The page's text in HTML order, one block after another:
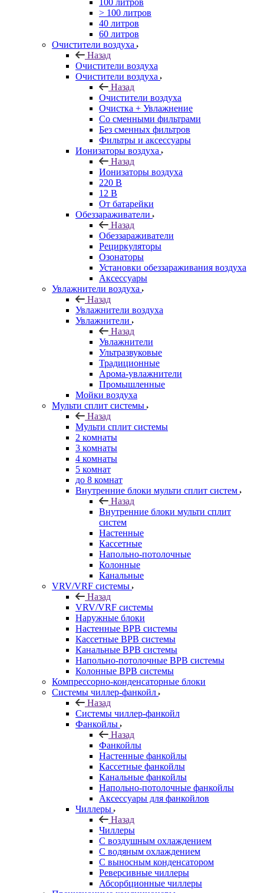
100 литров
> 100 литров
40 литров
60 литров
Очистители воздуха
Назад
Очистители воздуха
Очистители воздуха
Назад
Очистители воздуха
Очистка + Увлажнение
Cо сменными фильтрами
Без сменных фильтров
Фильтры и аксессуары
Ионизаторы воздуха
Назад
Ионизаторы воздуха
220 В
12 В
От батарейки
Обеззараживатели
Назад
Обеззараживатели
Рециркуляторы
Озонаторы
Установки обеззараживания воздуха
Аксессуары
Увлажнители воздуха
Назад
Увлажнители воздуха
Увлажнители
Назад
Увлажнители
Ультразвуковые
Традиционные
Арома-увлажнители
Промышленные
Мойки воздуха
Мульти сплит системы
Назад
Мульти сплит системы
2 комнаты
3 комнаты
4 комнаты
5 комнат
до 8 комнат
Внутренние блоки мульти сплит систем
Назад
Внутренние блоки мульти сплит
систем
Настенные
Кассетные
Напольно-потолочные
Колонные
Канальные
VRV/VRF системы
Назад
VRV/VRF системы
Наружные блоки
Настенные ВРВ системы
Кассетные ВРВ системы
Канальные ВРВ системы
Напольно-потолочные ВРВ системы
Колонные ВРВ системы
Компрессорно-конденсаторные блоки
Системы чиллер-фанкойл
Назад
Системы чиллер-фанкойл
Фанкойлы
Назад
Фанкойлы
Настенные фанкойлы
Кассетные фанкойлы
Канальные фанкойлы
Напольно-потолочные фанкойлы
Аксессуары для фанкойлов
Чиллеры
Назад
Чиллеры
С воздушным охлаждением
С водяным охлаждением
С выносным конденсатором
Реверсивные чиллеры
Абсорбционные чиллеры